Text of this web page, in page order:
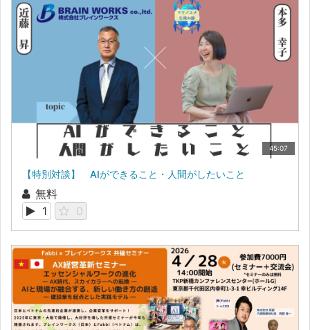
45:07
【特別対談】 AIができること・人間がしたいこと
無料
1
0